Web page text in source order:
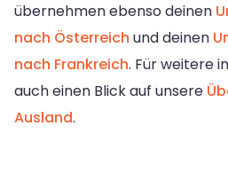
übernehmen ebenso deinen
nach Österreich und deinen
nach Frankreich. Für weitere
auch einen Blick auf unsere
Ausland.